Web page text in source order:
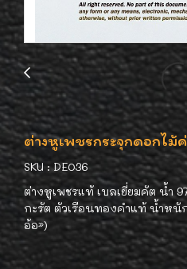
ต่างหูเพชรกระจุกดอกไม้
SKU : DE036
ต่างหูเพชรแท้ เบลเยี่ยมคัต น้ำ
กะรัต ตัวเรือนทองคำแท้ น้ำห
อ้อ»)